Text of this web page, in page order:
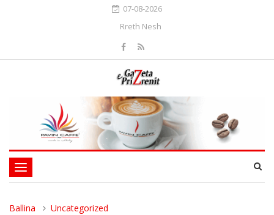
07-08-2026
Rreth Nesh
Toggle
navigation
Ballina
Uncategorized